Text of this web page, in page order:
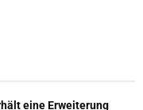
eine Erweiterung